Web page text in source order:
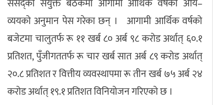
व्ययको अनुमान पेस गरेका छन् । आगामी आर्थिक वर्षको
बजेटमा चालुतर्फ रू ११ खर्ब ८० अर्ब ९८ करोड अर्थात् ६०.१
प्रतिशत, पुँजीगततर्फ रू चार खर्ब सात अर्ब ८९ करोड अर्थात्
२०.८ प्रतिशत र वित्तीय व्यवस्थापमा रू तीन खर्ब ७५ अर्ब २४
करोड अर्थात् १९.१ प्रतिशत विनियोजन गरिएको छ ।